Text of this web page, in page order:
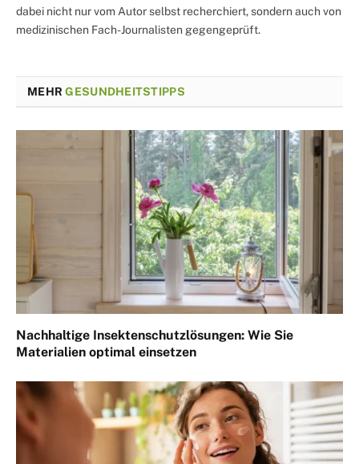
dabei nicht nur vom Autor selbst recherchiert, sondern auch von
medizinischen Fach-Journalisten gegengeprüft.
MEHRGESUNDHEITSTIPPS
Nachhaltige Insektenschutzlösungen: Wie Sie
Materialien optimal einsetzen